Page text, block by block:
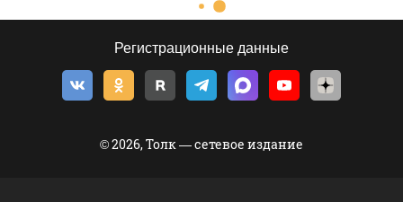
Регистрационные данные
© 2026, Толк — сетевое издание